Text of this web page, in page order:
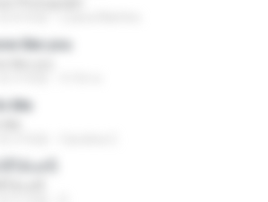
like you
Me